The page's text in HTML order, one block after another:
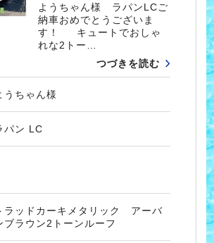
ようちゃん様 ラパンLCご
納車おめでとうございま
す！ キュートでおしゃ
れな2トー…
つづきを読む
うちゃん様
パン LC
ラッドカーキメタリック アーバ
ブラウン2トーンルーフ